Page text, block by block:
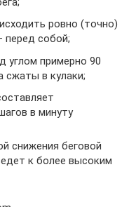
ровно (точно)
перед собой;
углом примерно 90
сжаты в кулаки;
в минуту
снижения беговой
к более высоким